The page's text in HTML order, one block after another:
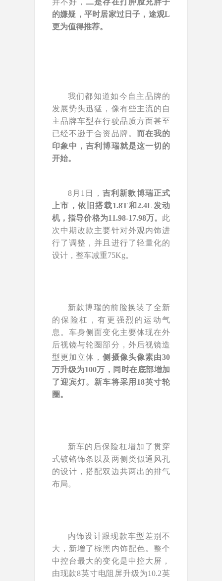
并不好，二是存在打肿脸充胖子
的嫌疑，平时居家过日子，途观L
更为值得推荐。
我们都知道如今自主品牌的
发展势头迅猛，像有些主流的自
主品牌车型在行驶品质方面甚至
已经不逊于合资品牌。 而在我的
印象中，吉利博瑞就是这一切的
开始。
8月1日， 吉利新款博瑞正式
上市，依旧搭载1.8T和2.4L发动
机，指导价格为11.98-17.98万。 此
次中期改款主要针对外观内饰进
行了调整，并且进行了轻量化的
设计，整车减重75Kg。
新款博瑞的前脸换装了全新
的保险杠，有更强烈的运动气
息。车身侧面变化主要体现在外
后视镜与轮圈部分，外后视镜造
型更加立体，侧摄像头像素由30
万升级为100万，同时在底部增加
了迎宾灯。新车将采用18英寸轮
圈。
新车的后保险杠增加了贯穿
式镀铬饰条以及两侧类似通风孔
的设计，搭配双边共两出的排气
布局。
内饰设计跟现款车型差别不
大，新增了棕黑内饰配色。整个
中控台最大的变化是中控大屏，
由现款8英寸电阻屏升级为10.2英